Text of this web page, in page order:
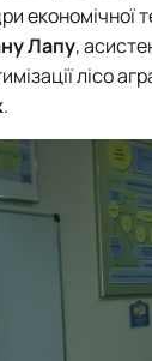
економічної
Лапу,
лісо
.